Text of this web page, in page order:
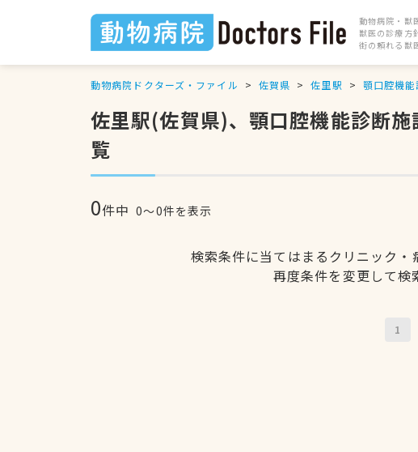
動物病院・獣
獣医の診療方
街の頼れる
動物病院ドクターズ・ファイル 佐賀県 佐里駅 顎口腔機
佐里駅(佐賀県)、顎口腔機能診断
覧
0件中 0〜0件を表示
検索条件に当てはまるクリニック・
再度条件を変更して検
1